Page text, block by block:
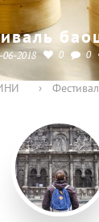
06-2018 0 0
›